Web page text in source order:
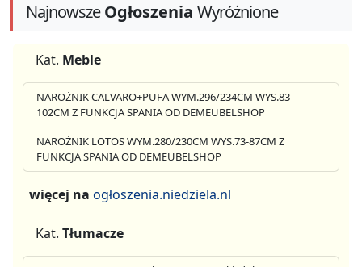
NajnowszeOgłoszenia Wyróżnione
Kat. Meble
NAROŻNIK CALVARO+PUFA WYM.296/234CM WYS.83-
102CM Z FUNKCJA SPANIA OD DEMEUBELSHOP
NAROŻNIK LOTOS WYM.280/230CM WYS.73-87CM Z
FUNKCJA SPANIA OD DEMEUBELSHOP
więcej na ogłoszenia.niedziela.nl
Kat. Tłumacze